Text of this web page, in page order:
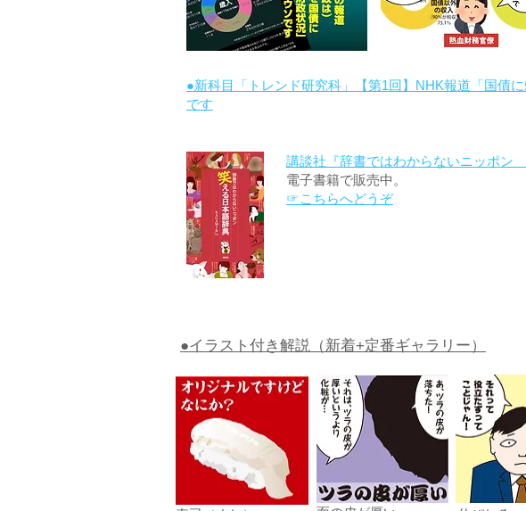
●新科目「トレンド研究科」【第1回】NHK報道「国債
です
講談社『辞書ではわからないニッポン
電子書籍で販売中。
☞こちらへどうぞ
●イラスト付き解説（新着+定番ギャラリー）